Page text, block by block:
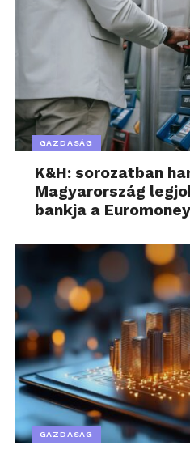
GAZDASÁG
K&H: sorozatban
Magyarország
bankja a
GAZDASÁG